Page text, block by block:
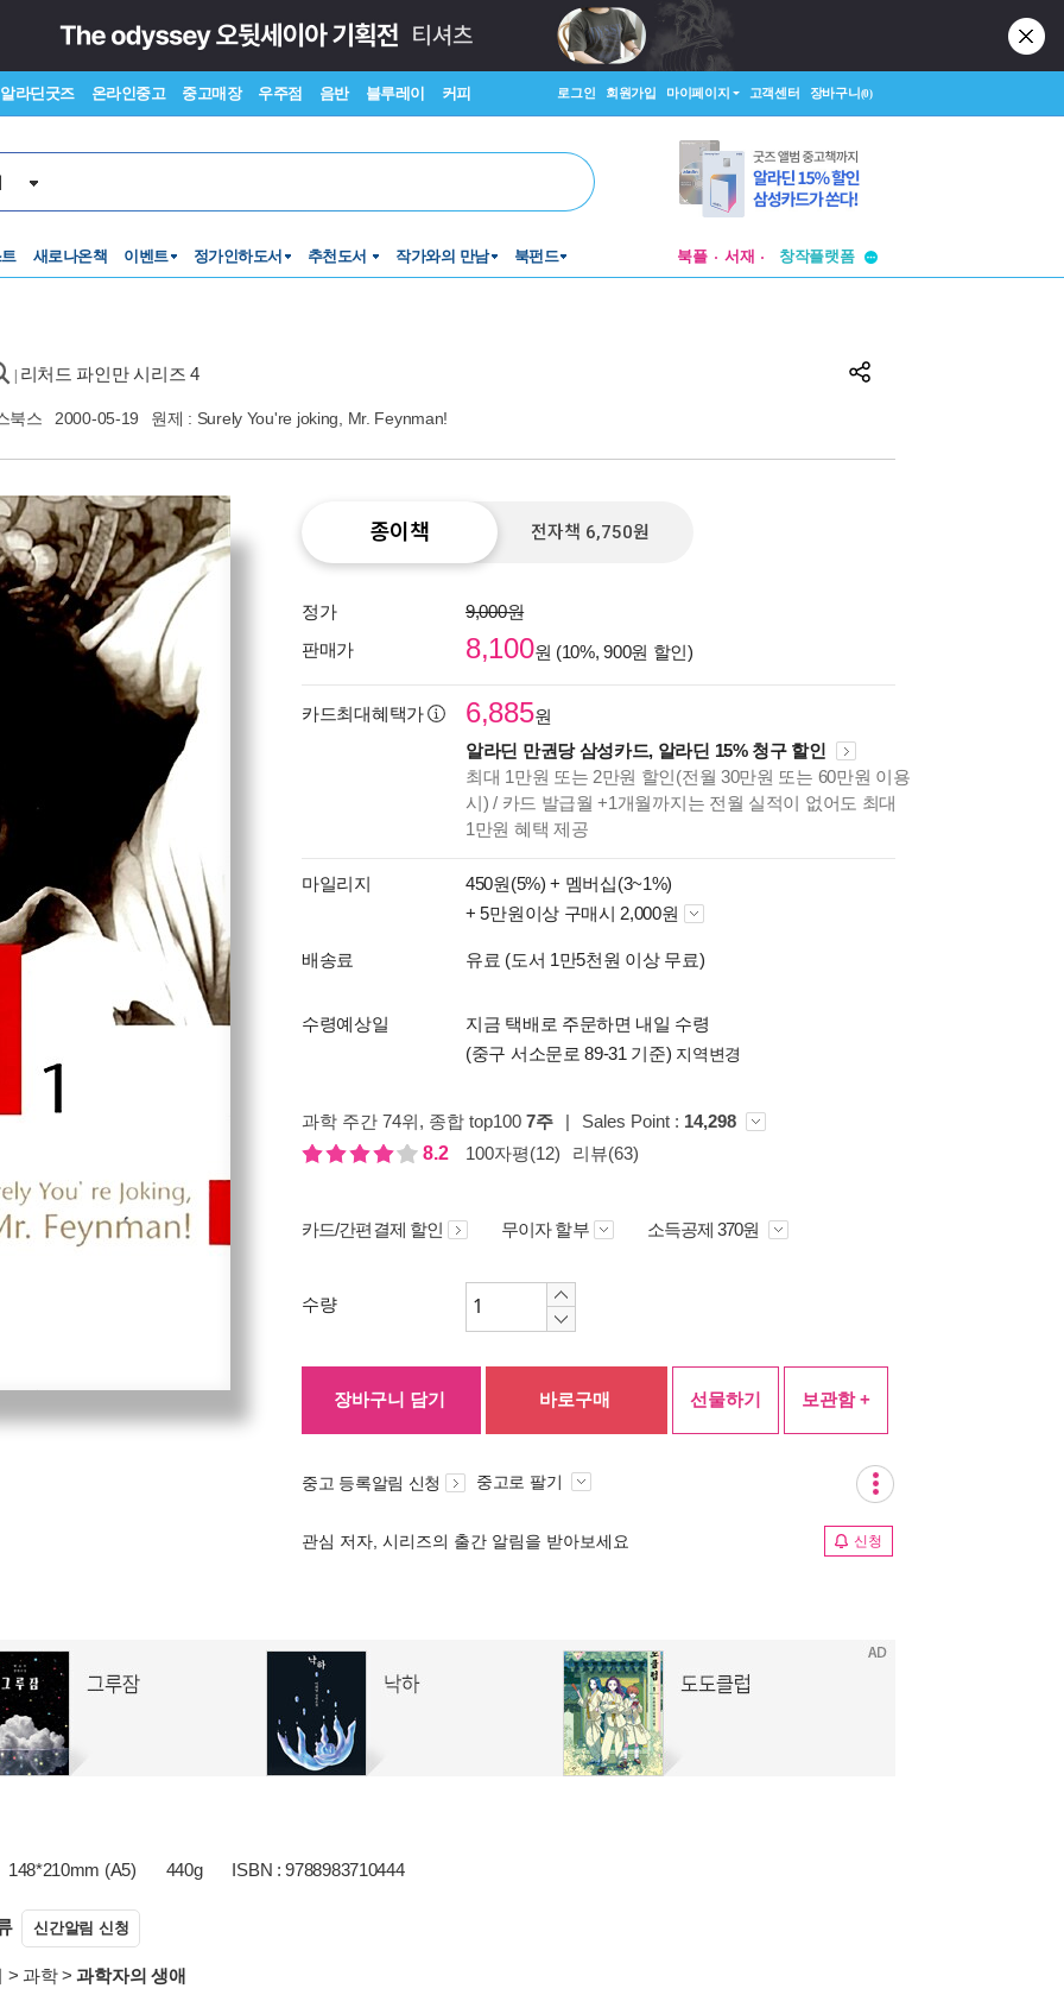
알라딘굿즈 온라인중고 중고매장 우주점 음반 블루레이 커피 로그인 회원가입 마이페이지 고객센터 장바구니(0)
새로나온책 이벤트 정가인하도서 추천도서 작가와의 만남 북펀드 북플 서재
창작플랫폼
리처드 파인만 시리즈 4
북스 2000-05-19 원제 : Surely You're joking, Mr. Feynman!
종이책 전자책 6,750원
정가
9,000원
판매가
8,100원 (10%, 900원 할인)
카드최대혜택가 6,885원
알라딘 만권당 삼성카드, 알라딘 15% 청구 할인
최대 1만원 또는 2만원 할인(전월 30만원 또는 60만원 이용
시) / 카드 발급월 +1개월까지는 전월 실적이 없어도 최대
1만원 혜택 제공
마일리지 450원(5%) + 멤버십(3~1%)
+ 5만원이상 구매시 2,000원
배송료 유료 (도서 1만5천원 이상 무료)
수령예상일
지금 택배로 주문하면 내일 수령
(중구 서소문로 89-31 기준) 지역변경
과학 주간 74위, 종합 top100 7주 | Sales Point : 14,298
8.2
100자평(12) 리뷰(63)
카드/간편결제 할인 무이자 할부 소득공제 370원
수량
장바구니 담기 바로구매 선물하기 보관함 +
중고 등록알림 신청 중고로 팔기
관심 저자, 시리즈의 출간 알림을 받아보세요 신청
148*210mm (A5) 440g ISBN : 9788983710444
신간알림 신청
> 과학>과학자의 생애